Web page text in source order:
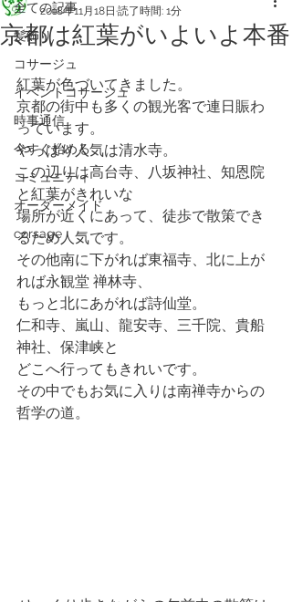
全ての記事
髪飾り
コサージュ
イベントコサージュ
時事通信
今すぐ始める
コミュニティ
オーダーメイド
corsage
京都は紅葉がいよいよ本番
2018年11月18日 読了時間: 1分
紅葉が色づいてきました。
京都の街中も多くの観光客で連日賑わ
っています。
やっぱり人気は清水寺。
この辺りは高台寺、八坂神社、知恩院
と紅葉がきれいな
場所が近くにあって、徒歩で散策でき
るため人気です。
その他南に下がれば東福寺、北に上が
れば永観堂 禅林寺、
もっと北にあがれば詩仙堂。
仁和寺、嵐山、龍安寺、三千院、貴船
神社、保津峡と
どこへ行ってもきれいです。
その中でもお気に入りは南禅寺からの
哲学の道。